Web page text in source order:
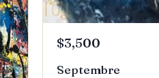
$3,500
Septembre